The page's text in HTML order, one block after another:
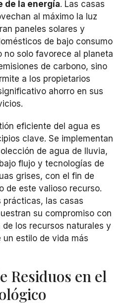
de la energía. Las casas
al máximo la luz
paneles solares y
de bajo consumo
no solo favorece al planeta
de carbono, sino
a los propietarios
ahorro en sus
eficiente del agua es
clave. Se implementan
de agua de lluvia,
flujo y tecnologías de
grises, con el fin de
de este valioso recurso.
prácticas, las casas
su compromiso con
de los recursos naturales y
un estilo de vida más
Residuos en el